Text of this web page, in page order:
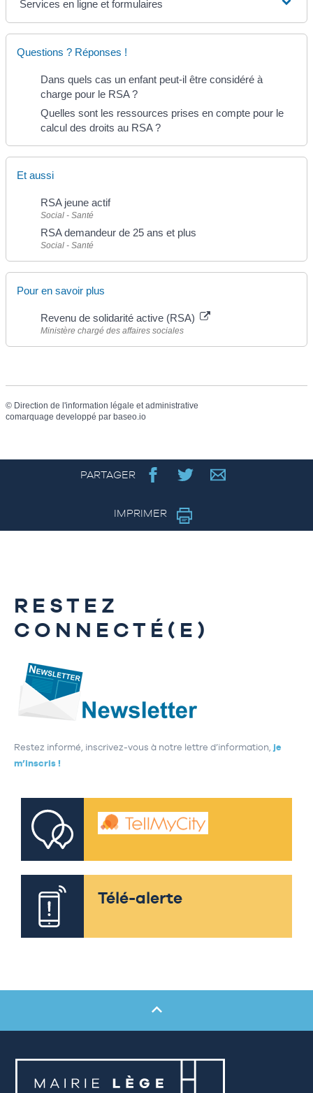
Services en ligne et formulaires
Questions ? Réponses !
Dans quels cas un enfant peut-il être considéré à
charge pour le RSA ?
Quelles sont les ressources prises en compte pour le
calcul des droits au RSA ?
Et aussi
RSA jeune actif
Social - Santé
RSA demandeur de 25 ans et plus
Social - Santé
Pour en savoir plus
Revenu de solidarité active (RSA)
Ministère chargé des affaires sociales
© Direction de l'information légale et administrative
comarquage developpé par baseo.io
PARTAGER
IMPRIMER
RESTEZ
CONNECTÉ(E)
Restez informé, inscrivez-vous à notre lettre d’information, je
m’inscris !
Télé-alerte